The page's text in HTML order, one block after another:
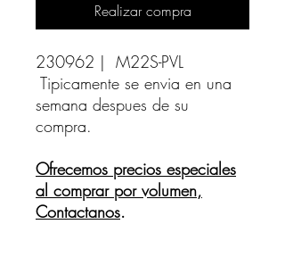
Realizar compra
230962 |  M22S-PVL
Tipicamente se envia en una
semana despues de su
compra.
Ofrecemos precios especiales
al comprar por volumen,
Contactanos.